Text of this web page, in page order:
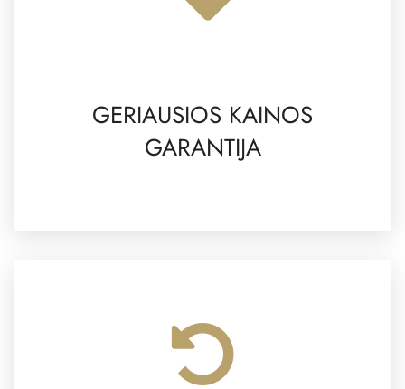
GERIAUSIOS KAINOS
GARANTIJA